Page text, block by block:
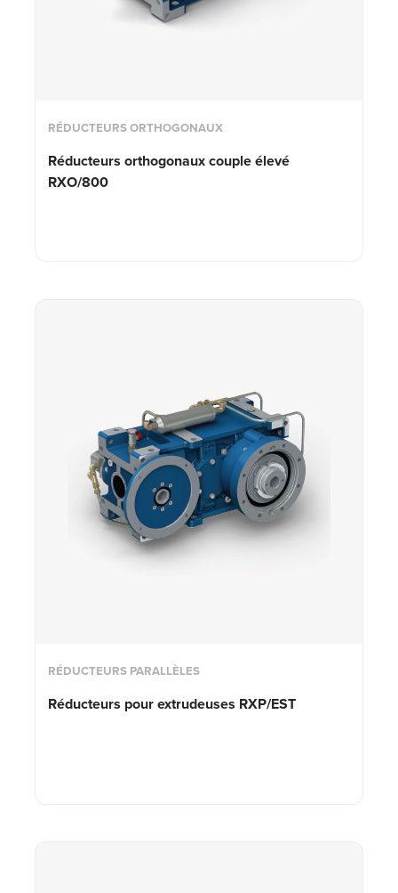
RÉDUCTEURS ORTHOGONAUX
Réducteurs orthogonaux couple élevé
RXO/800
RÉDUCTEURS PARALLÈLES
Réducteurs pour extrudeuses RXP/EST